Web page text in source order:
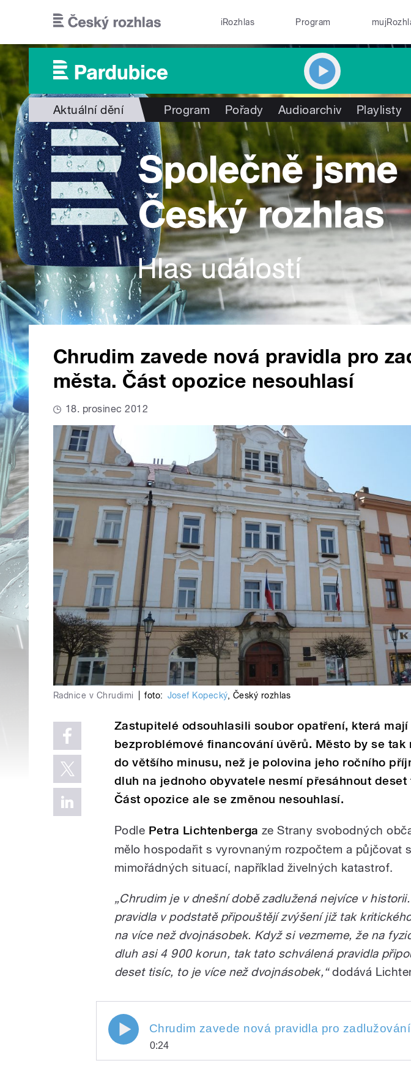
iRozhlas Program
Aktuální dění Program Pořady Audioarchiv Playlisty
Chrudim zavede nová pravidla pro
města. Část opozice nesouhlasí
18. prosinec 2012
Radnice v Chrudimi foto: Josef Kopecký, Český rozhlas
Zastupitelé odsouhlasili soubor opatření, která
bezproblémové financování úvěrů. Město by se tak
do většího minusu, než je polovina jeho ročního
dluh na jednoho obyvatele nesmí přesáhnout deset
Část opozice ale se změnou nesouhlasí.
Podle Petra Lichtenberga ze Strany svobodných
mělo hospodařit s vyrovnaným rozpočtem a půjčovat
mimořádných situací, například živelných katastrof.
„Chrudim je v dnešní době zadlužená nejvíce v
pravidla v podstatě připouštějí zvýšení již tak
na více než dvojnásobek. Když si vezmeme, že na
dluh asi 4 900 korun, tak tato schválená pravidla
deset tisíc, to je více než dvojnásobek,“dodává
0:24